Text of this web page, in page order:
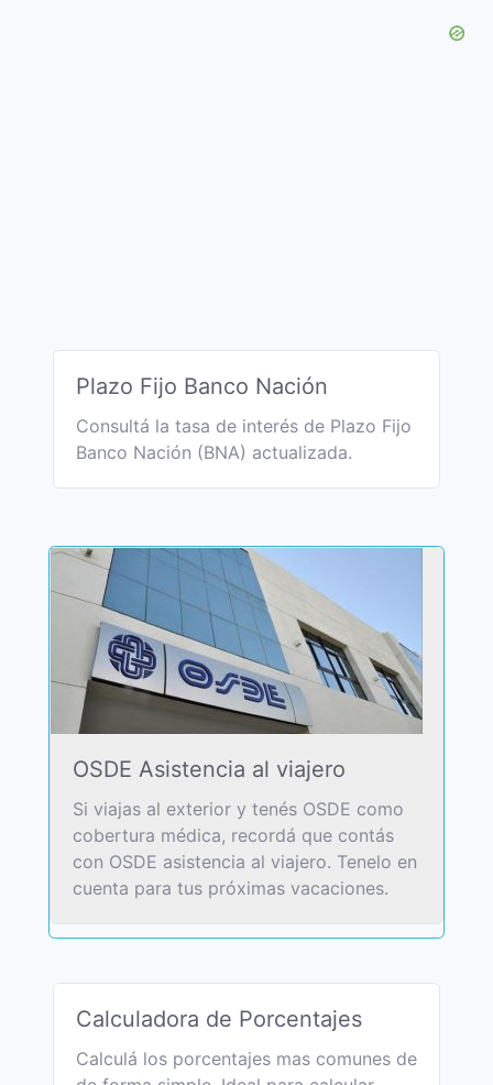
Plazo Fijo Banco Nación
Consultá la tasa de interés de Plazo Fijo
Banco Nación (BNA) actualizada.
OSDE Asistencia al viajero
Si viajas al exterior y tenés OSDE como
cobertura médica, recordá que contás
con OSDE asistencia al viajero. Tenelo en
cuenta para tus próximas vacaciones.
Calculadora de Porcentajes
Calculá los porcentajes mas comunes de